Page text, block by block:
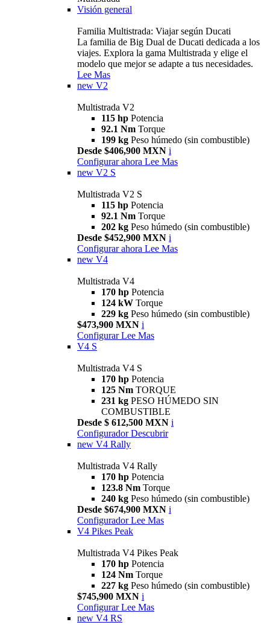
Visión general
Familia Multistrada: Viajar según Ducati
La familia de Big Dual de Ducati dedicada a los
viajes. Explora la gama Multistrada y elige el
modelo que mejor se adapte a tus necesidades.
Lee Mas
new V2
Multistrada V2
115 hp Potencia
92.1 Nm Torque
199 kg Peso húmedo (sin combustible)
Desde $406,900 MXN i
Configurar ahora Lee Mas
new V2 S
Multistrada V2 S
115 hp Potencia
92.1 Nm Torque
202 kg Peso húmedo (sin combustible)
Desde $452,900 MXN i
Configurar ahora Lee Mas
new V4
Multistrada V4
170 hp Potencia
124 kW Torque
229 kg Peso húmedo (sin combustible)
$473,900 MXN i
Configurar Lee Mas
V4 S
Multistrada V4 S
170 hp Potencia
125 Nm TORQUE
231 kg PESO HÚMEDO SIN
COMBUSTIBLE
Desde $ 612,500 MXN i
Configurador Descubrir
new V4 Rally
Multistrada V4 Rally
170 hp Potencia
123.8 Nm Torque
240 kg Peso húmedo (sin combustible)
Desde $674,900 MXN i
Configurador Lee Mas
V4 Pikes Peak
Multistrada V4 Pikes Peak
170 hp Potencia
124 Nm Torque
227 kg Peso húmedo (sin combustible)
$745,900 MXN i
Configurar Lee Mas
new V4 RS